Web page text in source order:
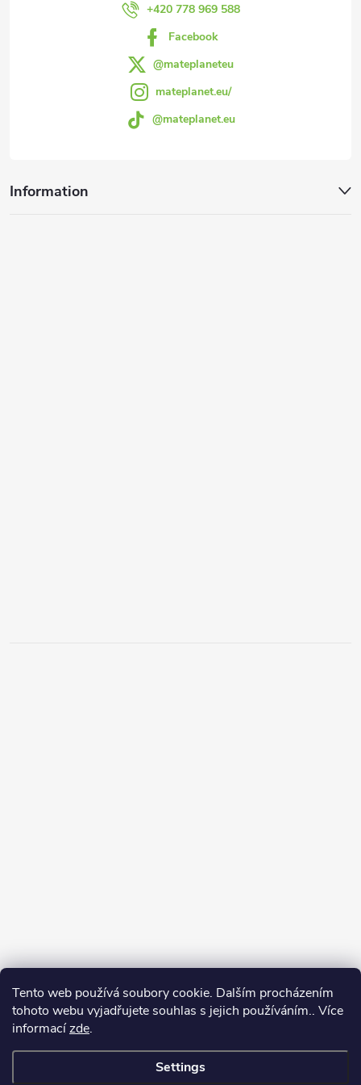
Tento web používá soubory cookie. Dalším procházením
tohoto webu vyjadřujete souhlas s jejich používáním.. Více
informacízde.
Settings
+420 778 969 588
Facebook
@mateplaneteu
mateplanet.eu/
@mateplanet.eu
Information